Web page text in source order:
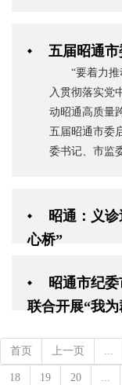
五届昭通
“要着力
入贯彻落实党
动昭通高质量
五届昭通市委
委书记、市监
昭通：义
心桥”
昭通市纪
联合开展“我
首页 上一页 ...
18 19 20 ...